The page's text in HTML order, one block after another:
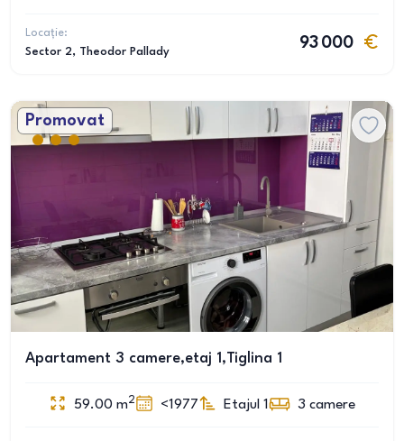
Locație:
Sector 2, Theodor Pallady
93 000
Promovat
Apartament 3 camere,etaj 1,Tiglina 1
59.00 m2 <1977 Etajul 1 3 camere